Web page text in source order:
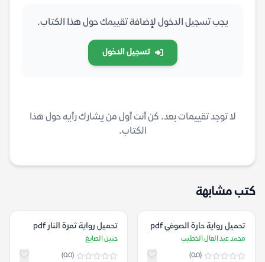
يجب تسجيل الدخول لإضافة تقييمك حول هذا الكتاب.
تسجيل الدخول
لا توجد تقييمات بعد. كن أنت أول من يشارك رأيه حول هذا
الكتاب.
كتب مشابهة
تحميل رواية حارة الصوفي pdf
محمد عبد العال الخطيب
(0.0)
تحميل رواية ثمرة النار pdf
حنين الصايغ
(0.0)